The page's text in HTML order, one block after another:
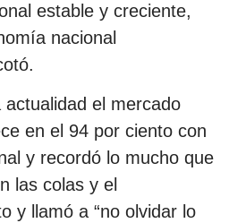
estable y creciente,
nacional
el mercado
en el 94 por ciento con
y recordó lo mucho que
las colas y el
y llamó a “no olvidar lo